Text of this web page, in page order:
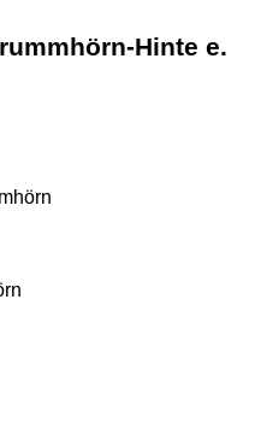
Hinte e.